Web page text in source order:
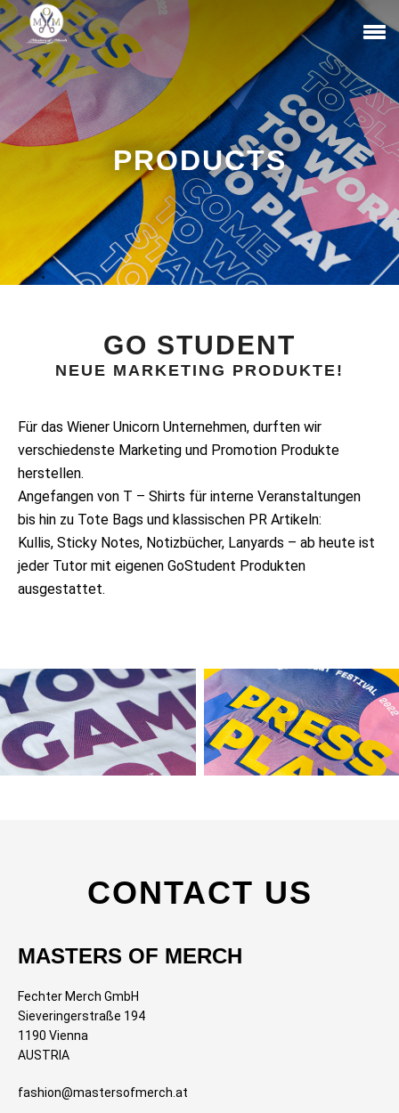
PRODUCTS
GO STUDENT
NEUE MARKETING PRODUKTE!
Für das Wiener Unicorn Unternehmen, durften wir
verschiedenste Marketing und Promotion Produkte
herstellen.
Angefangen von T – Shirts für interne Veranstaltungen
bis hin zu Tote Bags und klassischen PR Artikeln:
Kullis, Sticky Notes, Notizbücher, Lanyards – ab heute ist
jeder Tutor mit eigenen GoStudent Produkten
ausgestattet.
CONTACT US
MASTERS OF MERCH
Fechter Merch GmbH
Sieveringerstraße 194
1190 Vienna
AUSTRIA
fashion@mastersofmerch.at